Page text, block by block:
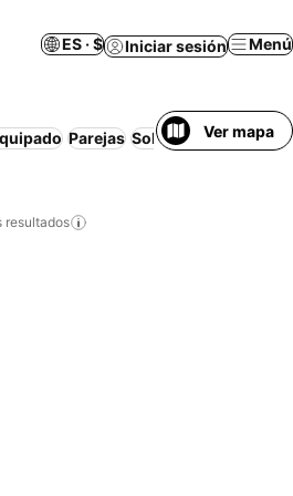
ES · $ Iniciar sesión Menú
Parejas Solo adultos Piscina
Ver mapa
resultados